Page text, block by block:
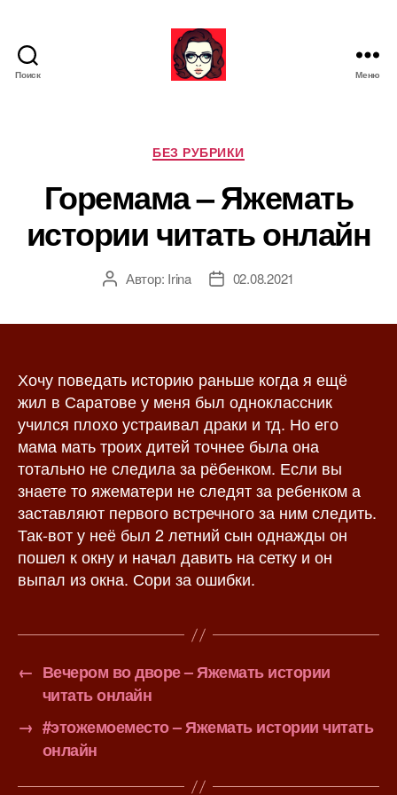
Поиск
М
а
ь
Меню
Р
у
р
и
к
БЕЗ РУБРИКИ
Горемама – Яжемать
истории читать онлайн
А
з
а
и
с
и
Автор: Irina
Д
а
п
с
и
02.08.2021
Хочу поведать историю раньше когда я ещё
жил в Саратове у меня был одноклассник
учился плохо устраивал драки и тд. Но его
мама мать троих дитей точнее была она
тотально не следила за рёбенком. Если вы
знаете то яжематери не следят за ребенком а
заставляют первого встречного за ним следить.
Так-вот у неё был 2 летний сын однажды он
пошел к окну и начал давить на сетку и он
выпал из окна. Сори за ошибки.
← Вечером во дворе – Яжемать истории
читать онлайн
→ #этожемоеместо – Яжемать истории читать
онлайн